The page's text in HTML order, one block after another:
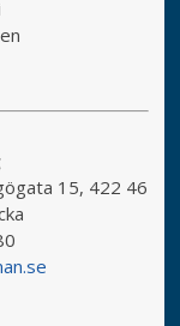
15, 422 46